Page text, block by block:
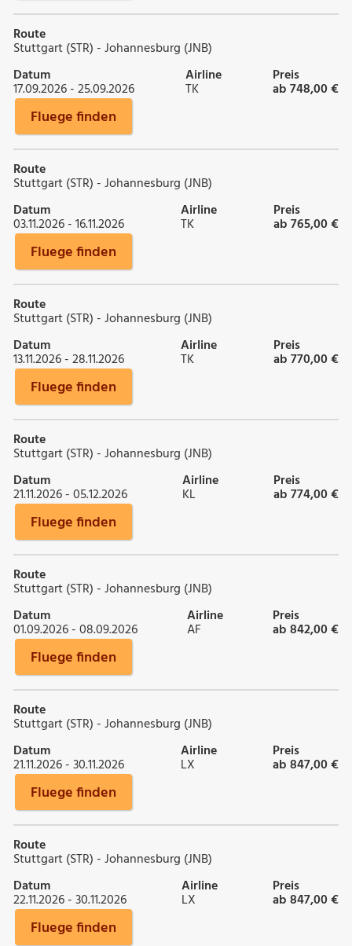
Route
Stuttgart (STR) - Johannesburg (JNB)
Datum
17.09.2026 - 25.09.2026
Airline
TK
Preis
ab 748,00 €
Fluege finden
Route
Stuttgart (STR) - Johannesburg (JNB)
Datum
03.11.2026 - 16.11.2026
Airline
TK
Preis
ab 765,00 €
Fluege finden
Route
Stuttgart (STR) - Johannesburg (JNB)
Datum
13.11.2026 - 28.11.2026
Airline
TK
Preis
ab 770,00 €
Fluege finden
Route
Stuttgart (STR) - Johannesburg (JNB)
Datum
21.11.2026 - 05.12.2026
Airline
KL
Preis
ab 774,00 €
Fluege finden
Route
Stuttgart (STR) - Johannesburg (JNB)
Datum
01.09.2026 - 08.09.2026
Airline
AF
Preis
ab 842,00 €
Fluege finden
Route
Stuttgart (STR) - Johannesburg (JNB)
Datum
21.11.2026 - 30.11.2026
Airline
LX
Preis
ab 847,00 €
Fluege finden
Route
Stuttgart (STR) - Johannesburg (JNB)
Datum
22.11.2026 - 30.11.2026
Airline
LX
Preis
ab 847,00 €
Fluege finden